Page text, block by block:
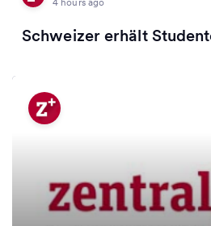
Schweizer erhält